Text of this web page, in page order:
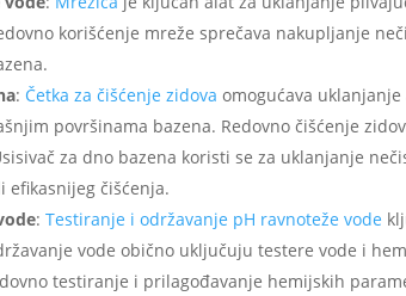
korišćenje mreže sprečava nakupljanje
: Četka za čišćenje zidovaomogućava
površinama bazena. Redovno čišćenje
za dno bazena koristi se za uklanjanje
čišćenja.
:Testiranje i održavanje pH ravnoteže vode
vode obično uključuju testere vode i
testiranje i prilagođavanje hemijskih